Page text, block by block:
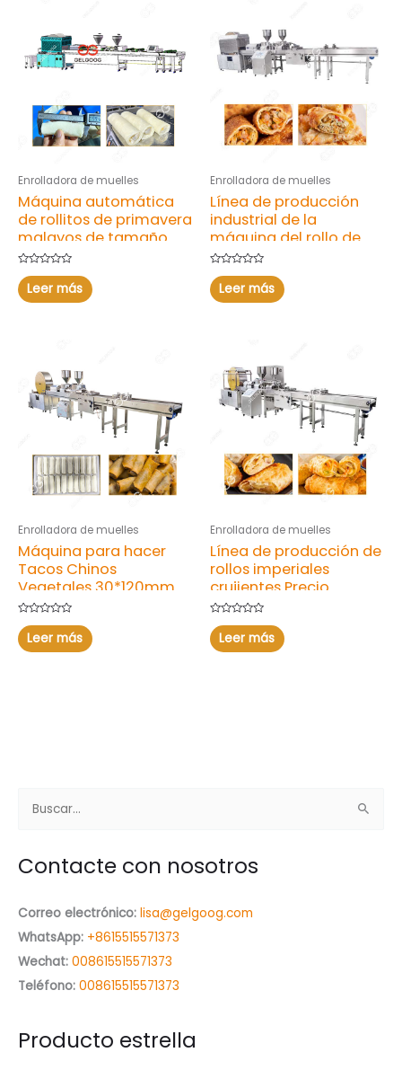
Enrolladora de muelles
Máquina automática
de rollitos de primavera
malayos de tamaño
personalizado
Valorado
con
0
de
Leer más
Enrolladora de muelles
Línea de producción
industrial de la
máquina del rollo de
huevo con tamaño
normal
Valorado
con
0
de
Leer más
Enrolladora de muelles
Máquina para hacer
Tacos Chinos
Vegetales 30*120mm
Valorado
con
0
de
Leer más
Enrolladora de muelles
Línea de producción de
rollos imperiales
crujientes Precio
Fabricante
Valorado
con
0
de
Leer más
s
a
r
p
o
Contacte con nosotros
Correo electrónico: lisa@gelgoog.com
WhatsApp: +8615515571373
Wechat: 008615515571373
Teléfono: 008615515571373
Producto estrella